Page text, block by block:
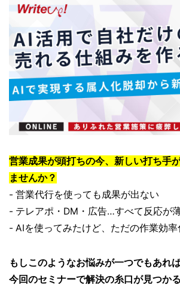
営業成果が頭打ちの今、新しい打ち手
ませんか？
- 営業代行を使っても成果が出ない
- テレアポ・DM・広告…すべて反応が
- AIを使ってみたけど、ただの作業効率
もしこのようなお悩みが一つでもあれば
今回のセミナーで解決の糸口が見つか